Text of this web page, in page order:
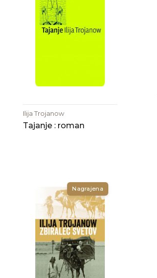
Ilija Trojanow
Tajanje : roman
Nagrajena